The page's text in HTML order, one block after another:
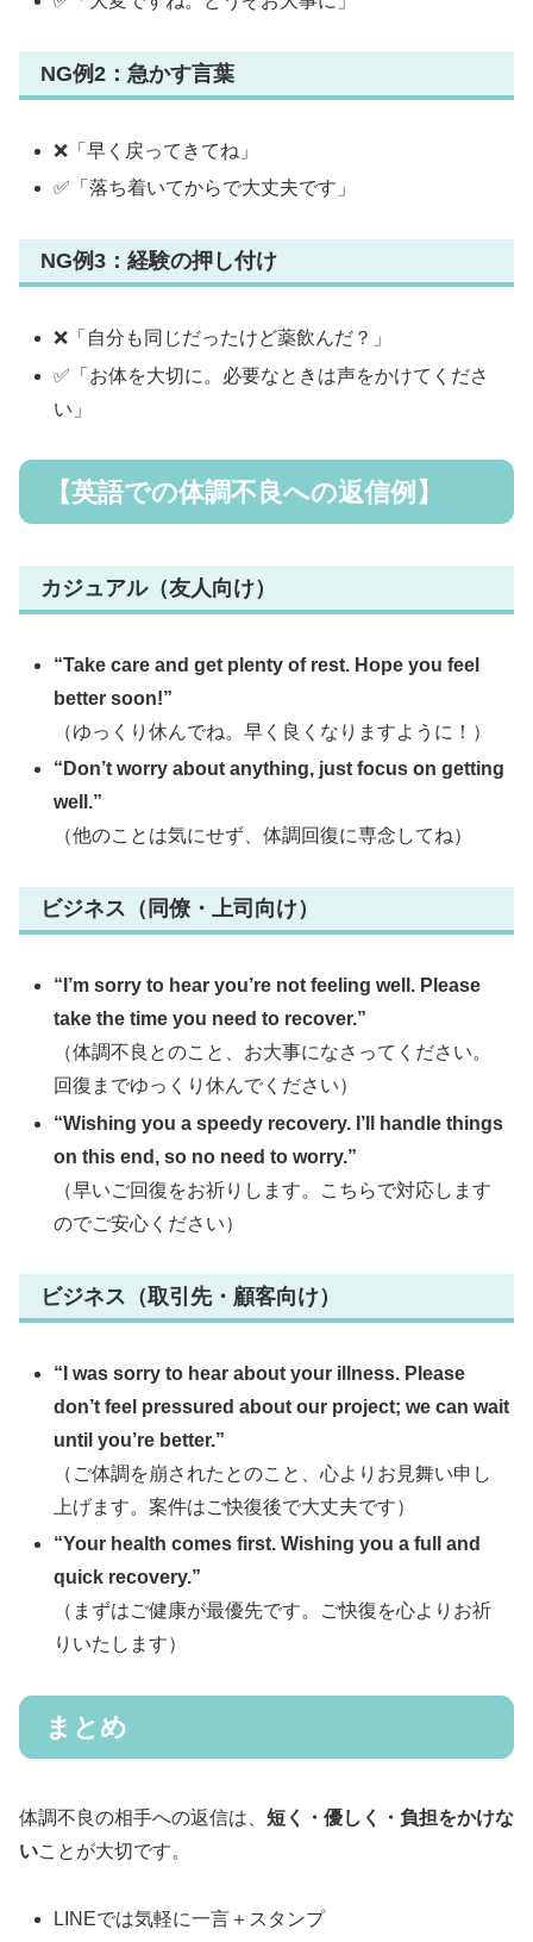
NG例2：急かす言葉
❌「早く戻ってきてね」
✅「落ち着いてからで大丈夫です」
NG例3：経験の押し付け
❌「自分も同じだったけど薬飲んだ？」
✅「お体を大切に。必要なときは声をかけてくださ
い」
【英語での体調不良への返信例】
カジュアル（友人向け）
“Take care and get plenty of rest. Hope you feel
better soon!”
（ゆっくり休んでね。早く良くなりますように！）
“Don’t worry about anything, just focus on getting
well.”
（他のことは気にせず、体調回復に専念してね）
ビジネス（同僚・上司向け）
“I’m sorry to hear you’re not feeling well. Please
take the time you need to recover.”
（体調不良とのこと、お大事になさってください。
回復までゆっくり休んでください）
“Wishing you a speedy recovery. I’ll handle things
on this end, so no need to worry.”
（早いご回復をお祈りします。こちらで対応します
のでご安心ください）
ビジネス（取引先・顧客向け）
“I was sorry to hear about your illness. Please
don’t feel pressured about our project; we can wait
until you’re better.”
（ご体調を崩されたとのこと、心よりお見舞い申し
上げます。案件はご快復後で大丈夫です）
“Your health comes first. Wishing you a full and
quick recovery.”
（まずはご健康が最優先です。ご快復を心よりお祈
りいたします）
まとめ
体調不良の相手への返信は、 短く・優しく・負担をかけな
いことが大切です。
LINEでは気軽に一言＋スタンプ